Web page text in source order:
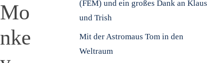
Mo
nke
(FEM) und ein großes Dank an Klaus
und Trish
Mit der Astromaus Tom in den
Weltraum